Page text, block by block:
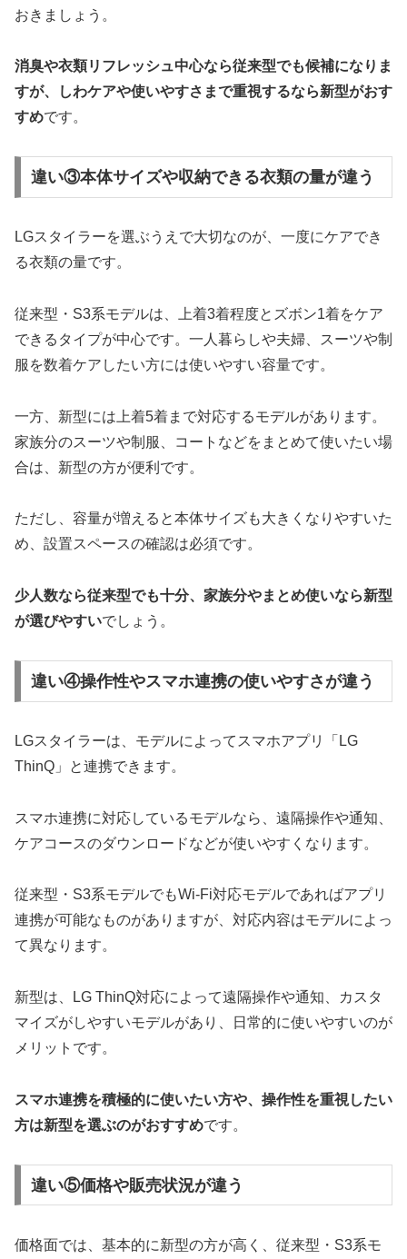
おきましょう。
消臭や衣類リフレッシュ中心なら従来型でも候補になりま
すが、しわケアや使いやすさまで重視するなら新型がおす
すめです。
違い③本体サイズや収納できる衣類の量が違う
LGスタイラーを選ぶうえで大切なのが、一度にケアでき
る衣類の量です。
従来型・S3系モデルは、上着3着程度とズボン1着をケア
できるタイプが中心です。一人暮らしや夫婦、スーツや制
服を数着ケアしたい方には使いやすい容量です。
一方、新型には上着5着まで対応するモデルがあります。
家族分のスーツや制服、コートなどをまとめて使いたい場
合は、新型の方が便利です。
ただし、容量が増えると本体サイズも大きくなりやすいた
め、設置スペースの確認は必須です。
少人数なら従来型でも十分、家族分やまとめ使いなら新型
が選びやすいでしょう。
違い④操作性やスマホ連携の使いやすさが違う
LGスタイラーは、モデルによってスマホアプリ「LG
ThinQ」と連携できます。
スマホ連携に対応しているモデルなら、遠隔操作や通知、
ケアコースのダウンロードなどが使いやすくなります。
従来型・S3系モデルでもWi-Fi対応モデルであればアプリ
連携が可能なものがありますが、対応内容はモデルによっ
て異なります。
新型は、LG ThinQ対応によって遠隔操作や通知、カスタ
マイズがしやすいモデルがあり、日常的に使いやすいのが
メリットです。
スマホ連携を積極的に使いたい方や、操作性を重視したい
方は新型を選ぶのがおすすめです。
違い⑤価格や販売状況が違う
価格面では、基本的に新型の方が高く、従来型・S3系モ